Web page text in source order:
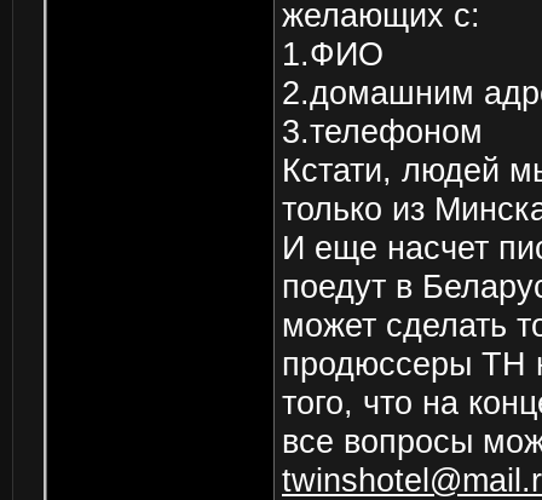
желающих с:
1.ФИО
2.домашним
3.телефоном
Кстати, людей
только из
И еще насчет
поедут в
может сделать
продюссеры ТН
того, что на
все вопросы